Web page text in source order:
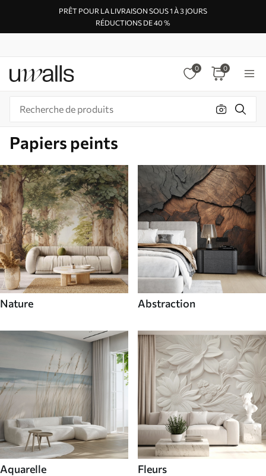
PRÊT POUR LA LIVRAISON SOUS 1 À 3 JOURS
RÉDUCTIONS DE 40 %
0 0
Papiers peints
Nature Abstraction
Aquarelle Fleurs